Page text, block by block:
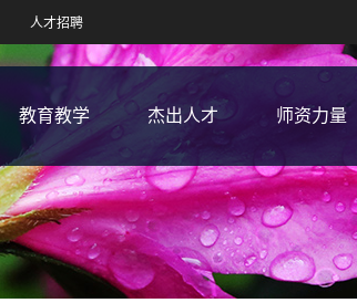
人才招聘
教育教学 杰出人才 师资力量